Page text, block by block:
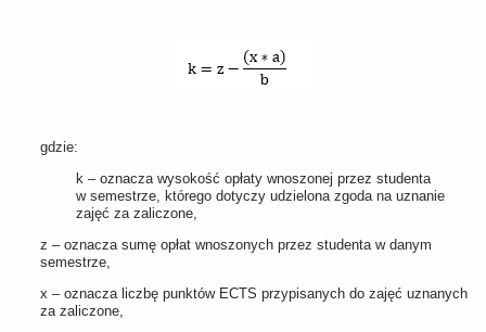
gdzie:
k – oznacza wysokość opłaty wnoszonej przez studenta
w semestrze, którego dotyczy udzielona zgoda na uznanie
zajęć za zaliczone,
z – oznacza sumę opłat wnoszonych przez studenta w danym
semestrze,
x – oznacza liczbę punktów ECTS przypisanych do zajęć uznanych
za zaliczone,